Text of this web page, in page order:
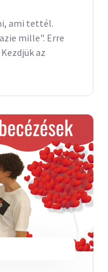
ami tettél.
mille". Erre
az